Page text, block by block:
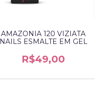
AMAZONIA 120 VIZIATA
NAILS ESMALTE EM GEL
R$49,00